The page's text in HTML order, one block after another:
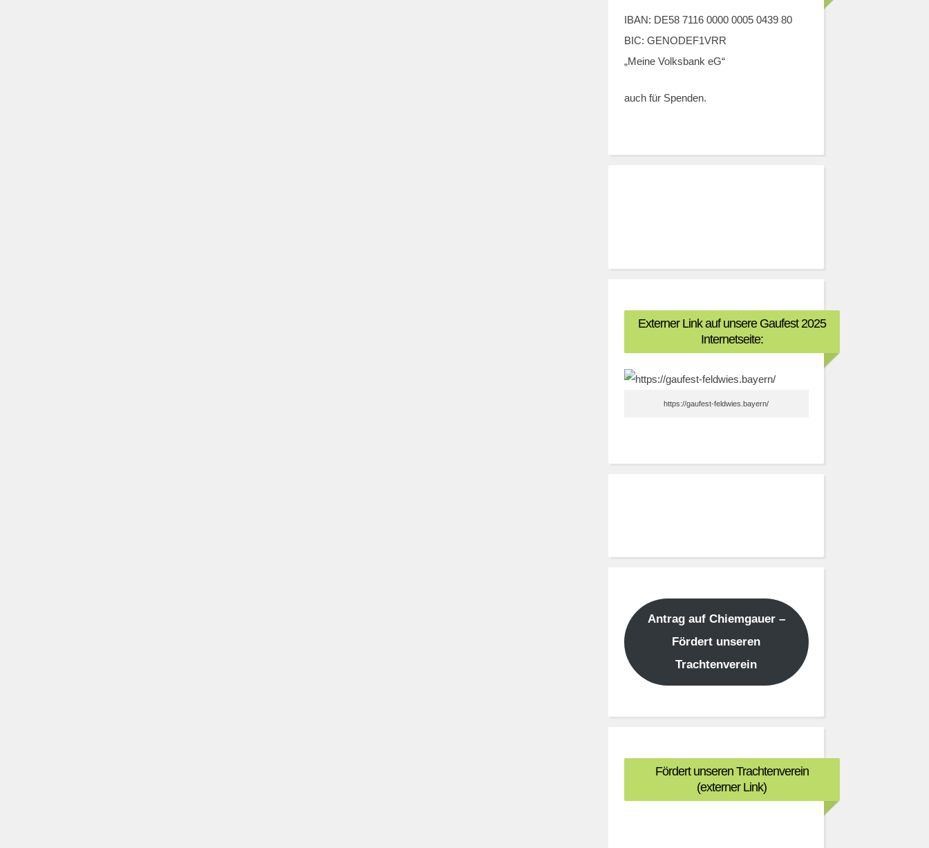
IBAN: DE58 7116 0000 0005 0439 80
BIC: GENODEF1VRR
„Meine Volksbank eG“
auch für Spenden.
Externer Link auf unsere Gaufest 2025
Internetseite:
https://gaufest-feldwies.bayern/
Antrag auf Chiemgauer –
Fördert unseren
Trachtenverein
Fördert unseren Trachtenverein
(externer Link)